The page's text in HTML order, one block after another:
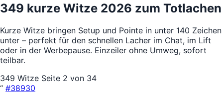
349 kurze Witze 2026 zum Totlachen
Kurze Witze bringen Setup und Pointe in unter 140 Zeichen
unter – perfekt für den schnellen Lacher im Chat, im Lift
oder in der Werbepause. Einzeiler ohne Umweg, sofort
teilbar.
349 Witze Seite 2 von 34
“ #38930